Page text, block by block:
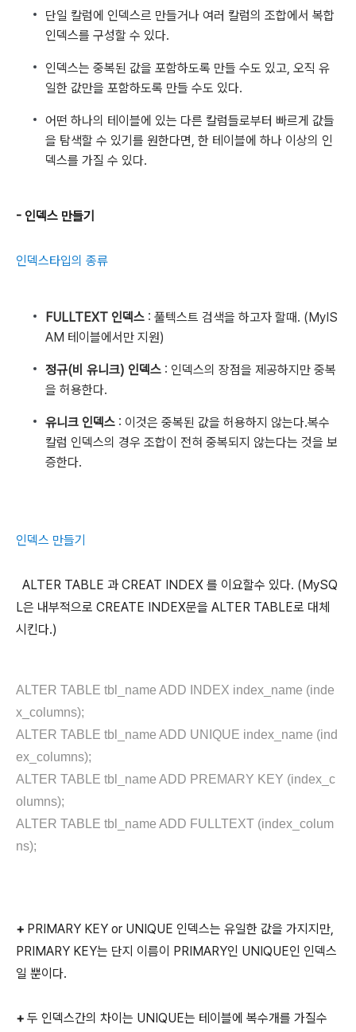
단일 칼럼에 인덱스르 만들거나 여러 칼럼의 조합에서 복합
인덱스를 구성할 수 있다.
인덱스는 중복된 값을 포함하도록 만들 수도 있고, 오직 유
일한 값만을 포함하도록 만들 수도 있다.
어떤 하나의 테이블에 있는 다른 칼럼들로부터 빠르게 값들
을 탐색할 수 있기를 원한다면, 한 테이블에 하나 이상의 인
덱스를 가질 수 있다.
- 인덱스 만들기
인덱스타입의 종류
FULLTEXT 인덱스 : 풀텍스트 검색을 하고자 할때. (MyIS
AM 테이블에서만 지원)
정규(비 유니크) 인덱스 : 인덱스의 장점을 제공하지만 중복
을 허용한다.
유니크 인덱스 : 이것은 중복된 값을 허용하지 않는다.복수
칼럼 인덱스의 경우 조합이 전혀 중복되지 않는다는 것을 보
증한다.
인덱스 만들기
ALTER TABLE 과 CREAT INDEX 를 이요할수 있다. (MySQ
L은 내부적으로 CREATE INDEX문을 ALTER TABLE로 대체
시킨다.)
ALTER TABLE tbl_name ADD INDEX index_name (inde
x_columns);
ALTER TABLE tbl_name ADD UNIQUE index_name (ind
ex_columns);
ALTER TABLE tbl_name ADD PREMARY KEY (index_c
olumns);
ALTER TABLE tbl_name ADD FULLTEXT (index_colum
ns);
+ PRIMARY KEY or UNIQUE 인덱스는 유일한 값을 가지지만,
PRIMARY KEY는 단지 이름이 PRIMARY인 UNIQUE인 인덱스
일 뿐이다.
+ 두 인덱스간의 차이는 UNIQUE는 테이블에 복수개를 가질수